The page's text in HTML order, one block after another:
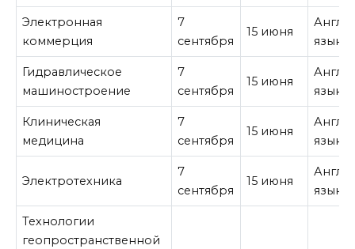
Электронная
коммерция
7
сентября
15 июня
язык
Гидравлическое
машиностроение
7
сентября
15 июня
язык
Клиническая
медицина
7
сентября
15 июня
язык
Электротехника
7
сентября
15 июня
язык
Технологии
геопространственной